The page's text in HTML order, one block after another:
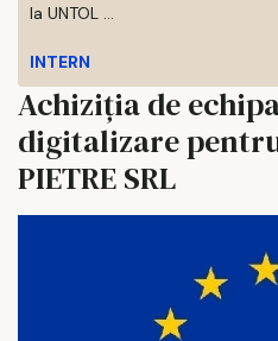
la UNTOL ...
INTERN
Achiziția de
digitalizare
PIETRE SRL